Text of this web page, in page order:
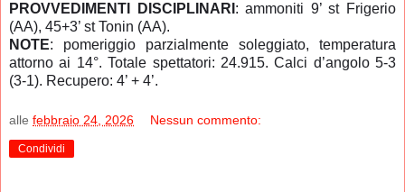
PROVVEDIMENTI DISCIPLINARI : ammoniti 9’ st Frigerio
(AA), 45+3’ st Tonin (AA).
NOTE: pomeriggio parzialmente soleggiato, temperatura
attorno ai 14°. Totale spettatori: 24.915. Calci d’angolo 5-3
(3-1). Recupero: 4’ + 4’.
alle febbraio 24, 2026 Nessun commento:
Condividi